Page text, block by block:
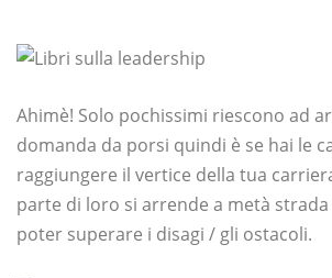
Ahimè! Solo pochissimi riescono ad
domanda da porsi quindi è se hai le
raggiungere il vertice della tua
parte di loro si arrende a metà
poter superare i disagi / gli ostacoli.